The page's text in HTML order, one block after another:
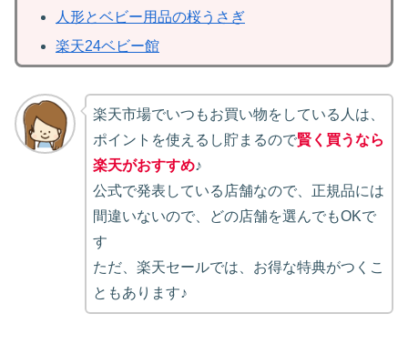
人形とベビー用品の桜うさぎ
楽天24ベビー館
楽天市場でいつもお買い物をしている人は、
ポイントを使えるし貯まるので賢く買うなら
楽天がおすすめ♪
公式で発表している店舗なので、正規品には
間違いないので、どの店舗を選んでもOKで
す
ただ、楽天セールでは、お得な特典がつくこ
ともあります♪